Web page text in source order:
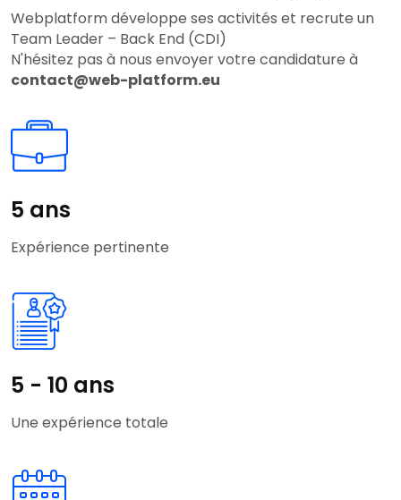
Webplatform développe ses activités et recrute un
Team Leader – Back End (CDI)
N'hésitez pas à nous envoyer votre candidature à
contact@web-platform.eu
5 ans
Expérience pertinente
5 - 10 ans
Une expérience totale